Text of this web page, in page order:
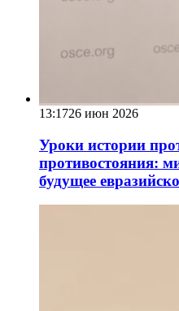
13:1726 июн 2026
Уроки истории
противостояния:
будущее